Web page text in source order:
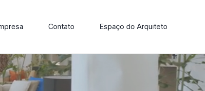
Contato Espaço do Arquiteto
linha de cadeiras, poltronas, sofás e mesas de